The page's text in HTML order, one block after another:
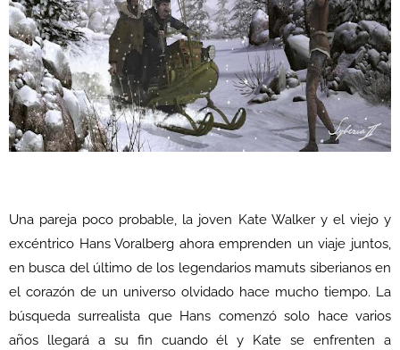
Una pareja poco probable, la joven Kate Walker y el viejo y
excéntrico Hans Voralberg ahora emprenden un viaje juntos,
en busca del último de los legendarios mamuts siberianos en
el corazón de un universo olvidado hace mucho tiempo. La
búsqueda surrealista que Hans comenzó solo hace varios
años llegará a su fin cuando él y Kate se enfrenten a